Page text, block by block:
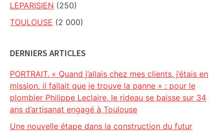
LEPARISIEN (250)
TOULOUSE (2 000)
DERNIERS ARTICLES
PORTRAIT. « Quand j’allais chez mes clients, j’étais en
mission, il fallait que je trouve la panne » : pour le
plombier Philippe Leclaire, le rideau se baisse sur 34
ans d’artisanat engagé à Toulouse
Une nouvelle étape dans la construction du futur